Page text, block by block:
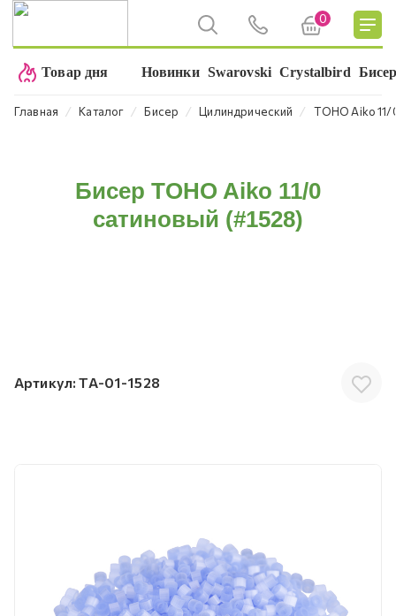
0
Товар дня Новинки Swarovski Crystalbird
Главная ⁄ Каталог ⁄ Бисер ⁄ Цилиндрический ⁄ TOHO Aiko 11/
Бисер TOHO Aiko 11/0
сатиновый (#1528)
Артикул: TA-01-1528